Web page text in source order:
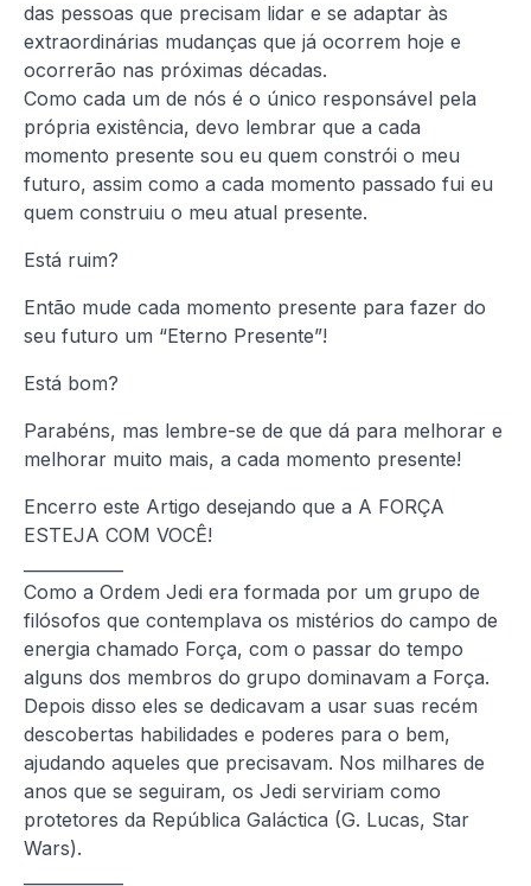
das pessoas que precisam lidar e se adaptar às
extraordinárias mudanças que já ocorrem hoje e
ocorrerão nas próximas décadas.
Como cada um de nós é o único responsável pela
própria existência, devo lembrar que a cada
momento presente sou eu quem constrói o meu
futuro, assim como a cada momento passado fui eu
quem construiu o meu atual presente.
Está ruim?
Então mude cada momento presente para fazer do
seu futuro um “Eterno Presente”!
Está bom?
Parabéns, mas lembre-se de que dá para melhorar e
melhorar muito mais, a cada momento presente!
Encerro este Artigo desejando que a A FORÇA
ESTEJA COM VOCÊ!
Como a Ordem Jedi era formada por um grupo de
filósofos que contemplava os mistérios do campo de
energia chamado Força, com o passar do tempo
alguns dos membros do grupo dominavam a Força.
Depois disso eles se dedicavam a usar suas recém
descobertas habilidades e poderes para o bem,
ajudando aqueles que precisavam. Nos milhares de
anos que se seguiram, os Jedi serviriam como
protetores da República Galáctica (G. Lucas, Star
Wars).